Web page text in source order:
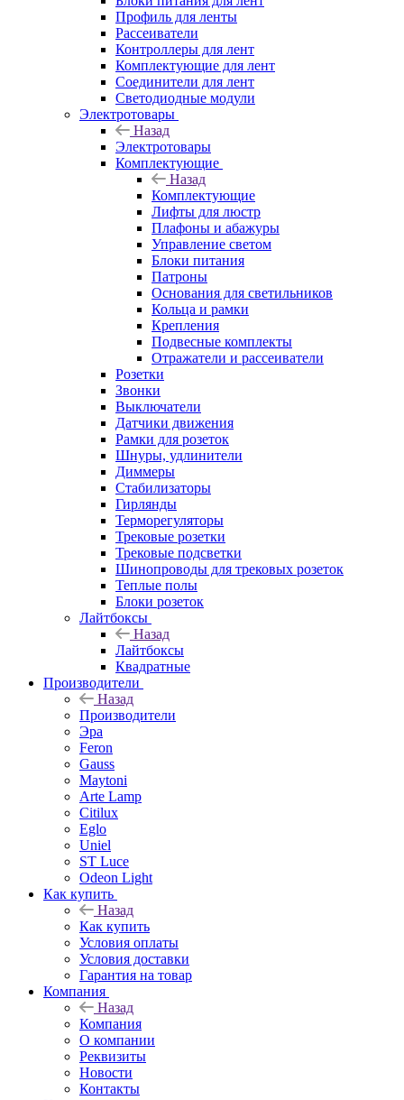
Профиль для ленты
Рассеиватели
Контроллеры для лент
Комплектующие для лент
Соединители для лент
Светодиодные модули
Электротовары
Назад
Электротовары
Комплектующие
Назад
Комплектующие
Лифты для люстр
Плафоны и абажуры
Управление светом
Блоки питания
Патроны
Основания для светильников
Кольца и рамки
Крепления
Подвесные комплекты
Отражатели и рассеиватели
Розетки
Звонки
Выключатели
Датчики движения
Рамки для розеток
Шнуры, удлинители
Диммеры
Стабилизаторы
Гирлянды
Терморегуляторы
Трековые розетки
Трековые подсветки
Шинопроводы для трековых розеток
Теплые полы
Блоки розеток
Лайтбоксы
Назад
Лайтбоксы
Квадратные
Производители
Назад
Производители
Эра
Feron
Gauss
Maytoni
Arte Lamp
Citilux
Eglo
Uniel
ST Luce
Odeon Light
Как купить
Назад
Как купить
Условия оплаты
Условия доставки
Гарантия на товар
Компания
Назад
Компания
О компании
Реквизиты
Новости
Контакты